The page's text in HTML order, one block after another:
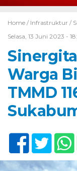
Home / Infrastruktur /
Selasa, 13 Juni 2023 -
Warga
TMMD